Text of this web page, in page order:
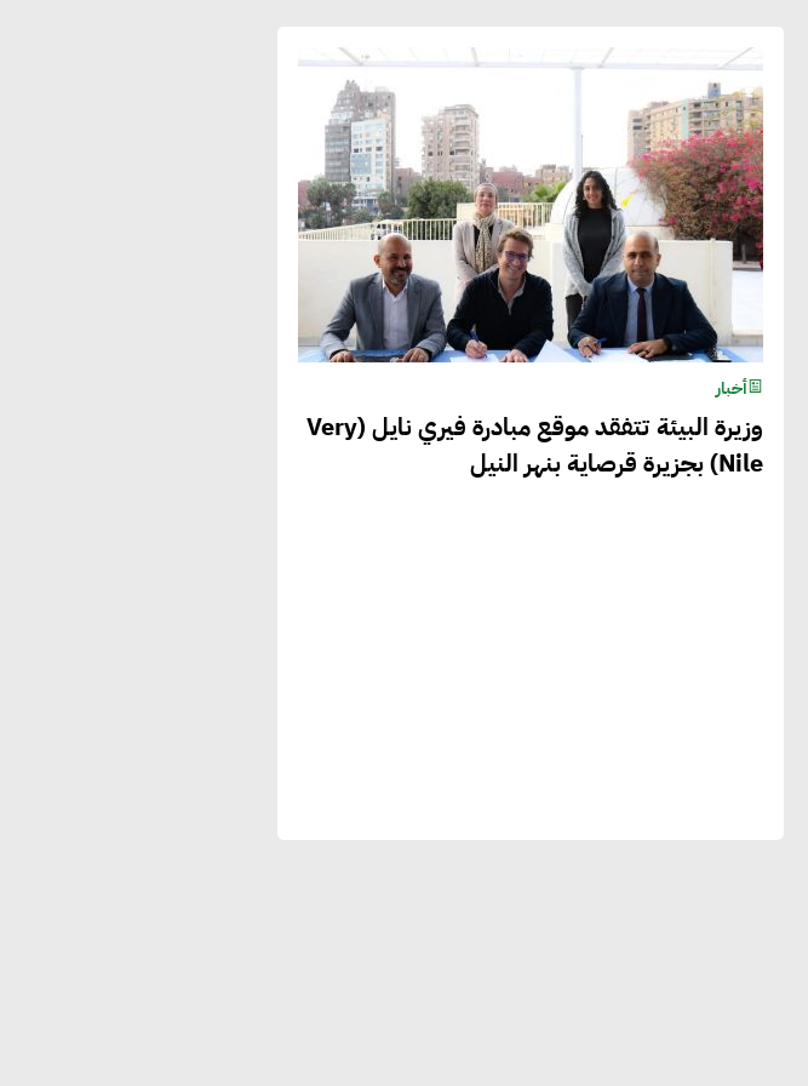
أخبار
وزيرة البيئة تتفقد موقع مبادرة فيري نايل (Very
Nile) بجزيرة قرصاية بنهر النيل